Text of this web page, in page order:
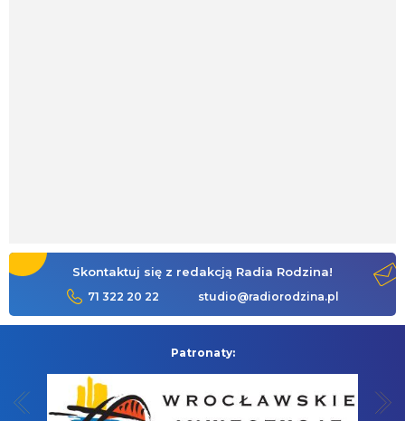
Skontaktuj się z redakcją Radia Rodzina!
71 322 20 22 studio@radiorodzina.pl
Patronaty: